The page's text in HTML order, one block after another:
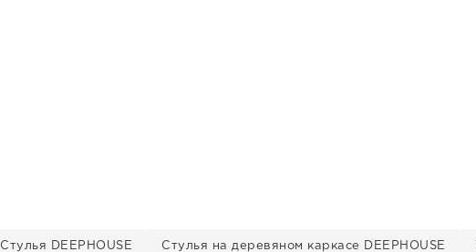
Стулья DEEPHOUSE Стулья на деревяном каркасе DEEPHOUSE